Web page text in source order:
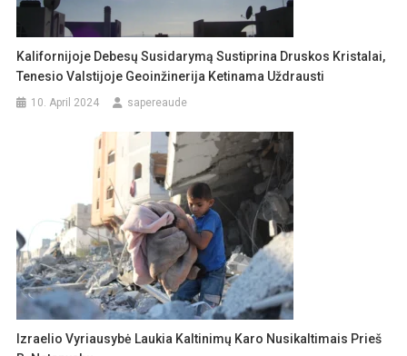
Kalifornijoje Debesų Susidarymą Sustiprina Druskos Kristalai,
Tenesio Valstijoje Geoinžinerija Ketinama Uždrausti
10. April 2024 sapereaude
Izraelio Vyriausybė Laukia Kaltinimų Karo Nusikaltimais Prieš